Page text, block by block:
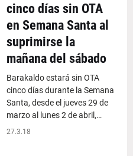
cinco días sin OTA
en Semana Santa al
suprimirse la
mañana del sábado
Barakaldo estará sin OTA
cinco días durante la Semana
Santa, desde el jueves 29 de
marzo al lunes 2 de abril,…
27.3.18